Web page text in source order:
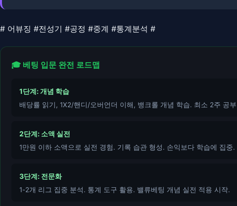
# 어뷰징 #전성기 #공정 #중계 #통계분석 #
🎓 베팅 입문 완전 로드맵
1단계: 개념 학습
배당률 읽기, 1X2/핸디/오버언더 이해, 뱅크롤 개념 학습. 최소 2주 공
2단계: 소액 실전
1만원 이하 소액으로 실전 경험. 기록 습관 형성. 손익보다 학습에 집중.
3단계: 전문화
1-2개 리그 집중 분석. 통계 도구 활용. 밸류베팅 개념 실전 적용 시작.